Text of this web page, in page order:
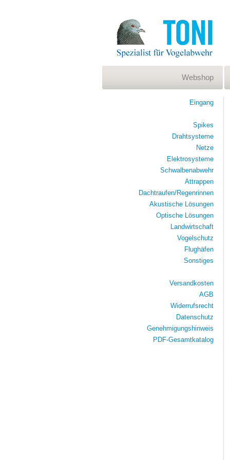
Webshop
Eingang
Spikes
Drahtsysteme
Netze
Elektrosysteme
Schwalbenabwehr
Attrappen
Dachtraufen/Regenrinnen
Akustische Lösungen
Optische Lösungen
Landwirtschaft
Vogelschutz
Flughäfen
Sonstiges
Versandkosten
AGB
Widerrufsrecht
Datenschutz
Genehmigungshinweis
PDF-Gesamtkatalog